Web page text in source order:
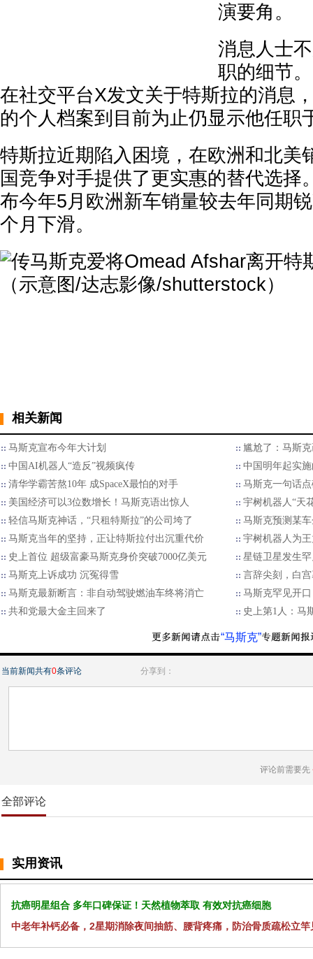
演要角。
消息人士
职的细节
在社交平台X发文关于特斯拉的消息
的个人档案到目前为止仍显示他任职
特斯拉近期陷入困境，在欧洲和北美
国竞争对手提供了更实惠的替代选择
布今年5月欧洲新车销量较去年同期
个月下滑。
相关新闻
马斯克宣布今年大计划
尴尬了：马斯
中国AI机器人“造反”视频疯传
中国明年起实
清华学霸苦熬10年 成SpaceX最怕的对手
马斯克一句话
美国经济可以3位数增长！马斯克语出惊人
宇树机器人“天
轻信马斯克神话，“只租特斯拉”的公司垮了
马斯克预测某
马斯克当年的坚持，正让特斯拉付出沉重代价
宇树机器人为
史上首位 超级富豪马斯克身价突破7000亿美元
星链卫星发生
马斯克上诉成功 沉冤得雪
言辞尖刻，白
马斯克最新断言：非自动驾驶燃油车终将消亡
马斯克罕见开
共和党最大金主回来了
史上第1人：马
“马斯克”
当前新闻共有0条评论 分享到：
评论前需要先
全部评论
实用资讯
抗癌明星组合 多年口碑保证！天然植物萃取 有效对抗癌细胞
中老年补钙必备，2星期消除夜间抽筋、腰背疼痛，防治骨质疏松立竿